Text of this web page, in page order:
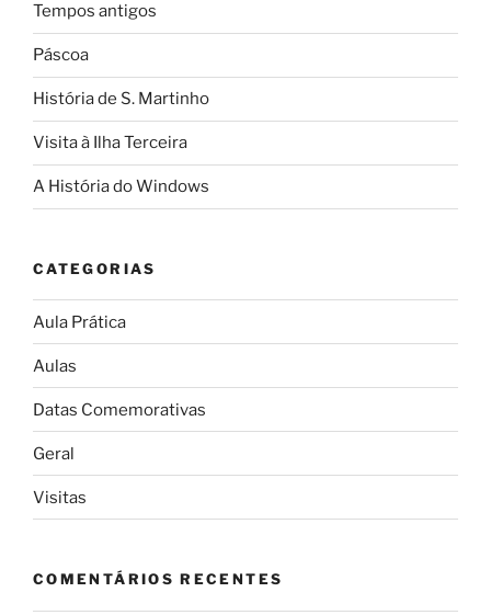
Tempos antigos
Páscoa
História de S. Martinho
Visita à Ilha Terceira
A História do Windows
CATEGORIAS
Aula Prática
Aulas
Datas Comemorativas
Geral
Visitas
COMENTÁRIOS RECENTES